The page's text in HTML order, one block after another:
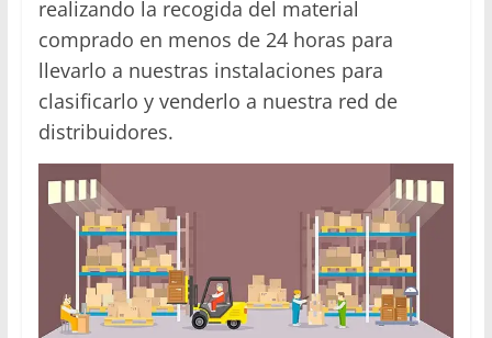
realizando la recogida del material
comprado en menos de 24 horas para
llevarlo a nuestras instalaciones para
clasificarlo y venderlo a nuestra red de
distribuidores.